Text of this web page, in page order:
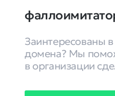
Заинтересованы в
домена? Мы
в организации